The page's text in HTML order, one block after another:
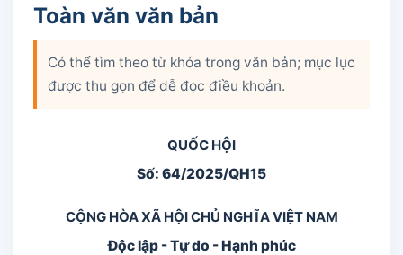
Toàn văn văn bản
Có thể tìm theo từ khóa trong văn bản; mục lục
được thu gọn để dễ đọc điều khoản.
QUỐC HỘI
Số: 64/2025/QH15
CỘNG HÒA XÃ HỘI CHỦ NGHĨA VIỆT NAM
Độc lập - Tự do - Hạnh phúc